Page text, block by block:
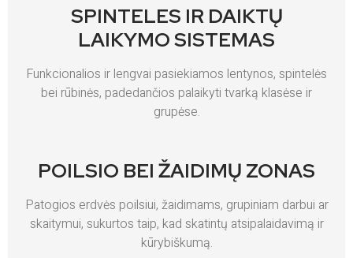
SPINTELES IR DAIKTŲ
LAIKYMO SISTEMAS
Funkcionalios ir lengvai pasiekiamos lentynos, spintelės
bei rūbinės, padedančios palaikyti tvarką klasėse ir
grupėse.
POILSIO BEI ŽAIDIMŲ ZONAS
Patogios erdvės poilsiui, žaidimams, grupiniam darbui ar
skaitymui, sukurtos taip, kad skatintų atsipalaidavimą ir
kūrybiškumą.